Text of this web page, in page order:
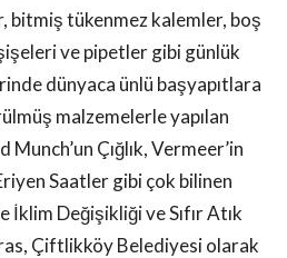
bitmiş tükenmez kalemler, boş
ve pipetler gibi günlük
dünyaca ünlü başyapıtlara
malzemelerle yapılan
Çığlık, Vermeer’in
Saatler gibi çok bilinen
İklim Değişikliği ve Sıfır Atık
Çiftlikköy Belediyesi olarak